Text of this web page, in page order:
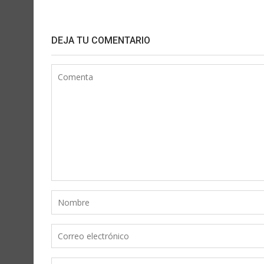
DEJA TU COMENTARIO